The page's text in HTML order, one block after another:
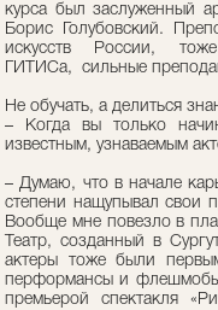
курса был заслуженный
Борис Голубовский.
искусств России,
ГИТИСа, сильные
Не обучать, а делиться
– Когда вы только
известным, узнаваемым
– Думаю, что в начале
степени нащупывал свои
Вообще мне повезло в
Театр, созданный в
актеры тоже были
перформансы и флешмобы
премьерой спектакля